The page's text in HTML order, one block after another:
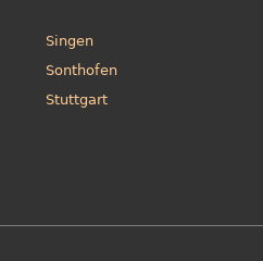
Singen
Sonthofen
Stuttgart